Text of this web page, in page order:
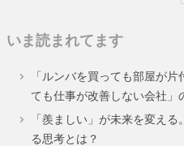
いま読まれてます
「ルンバを買っても部屋が
ても仕事が改善しない会社」
「羨ましい」が未来を変え
る思考とは？